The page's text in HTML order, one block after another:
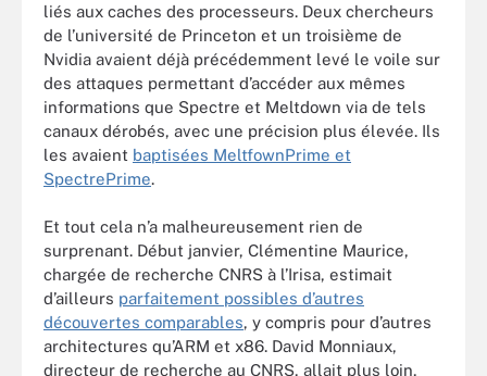
liés aux caches des processeurs. Deux chercheurs
de l’université de Princeton et un troisième de
Nvidia avaient déjà précédemment levé le voile sur
des attaques permettant d’accéder aux mêmes
informations que Spectre et Meltdown via de tels
canaux dérobés, avec une précision plus élevée. Ils
les avaient baptisées MeltfownPrime et
SpectrePrime.
Et tout cela n’a malheureusement rien de
surprenant. Début janvier, Clémentine Maurice,
chargée de recherche CNRS à l’Irisa, estimait
d’ailleurs parfaitement possibles d’autres
découvertes comparables, y compris pour d’autres
architectures qu’ARM et x86. David Monniaux,
directeur de recherche au CNRS, allait plus loin,